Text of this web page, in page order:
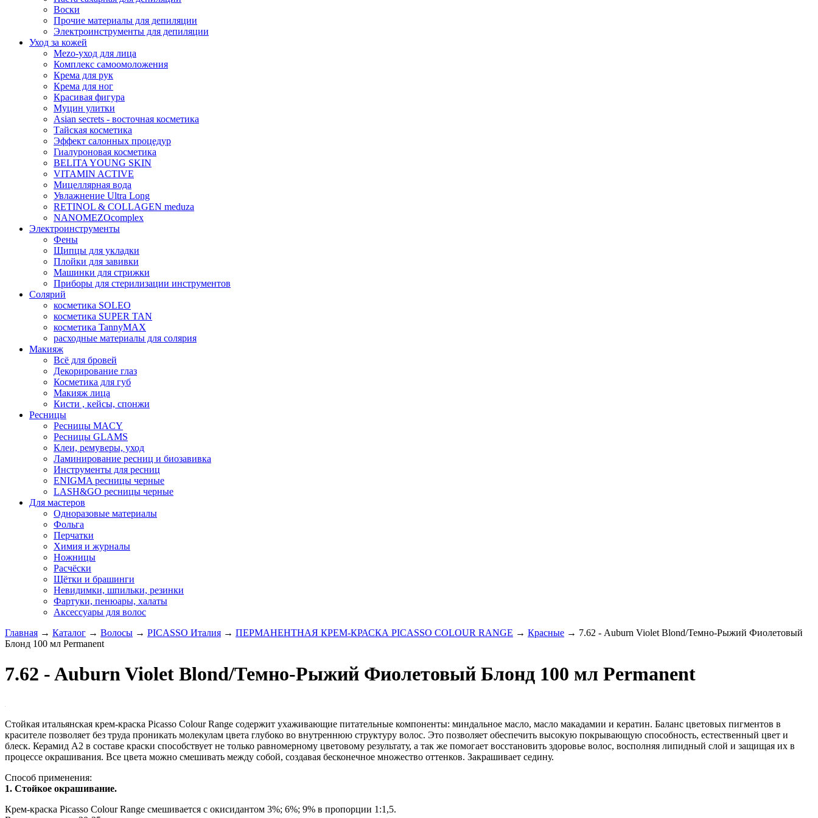
Воски
Прочие материалы для депиляции
Электроинструменты для депиляции
Уход за кожей
Mezo-уход для лица
Комплекс самоомоложения
Крема для рук
Крема для ног
Красивая фигура
Муцин улитки
Asian seсrets - восточная косметика
Тайская косметика
Эффект салонных процедур
Гиалуроновая косметика
BELITA YOUNG SKIN
VITAMIN ACTIVE
Мицеллярная вода
Увлажнение Ultra Long
RETINOL & COLLAGEN meduza
NANOMEZOcomplex
Электроинструменты
Фены
Щипцы для укладки
Плойки для завивки
Машинки для стрижки
Приборы для стерилизации инструментов
Солярий
косметика SOLEO
косметика SUPER TAN
косметика TannyMAX
расходные материалы для солярия
Макияж
Всё для бровей
Декорирование глаз
Косметика для губ
Макияж лица
Кисти , кейсы, спонжи
Ресницы
Ресницы MACY
Ресницы GLAMS
Клеи, ремуверы, уход
Ламинирование ресниц и биозавивка
Инструменты для ресниц
ENIGMA ресницы черные
LASH&GO ресницы черные
Для мастеров
Одноразовые материалы
Фольга
Перчатки
Химия и журналы
Ножницы
Расчёски
Щётки и брашинги
Невидимки, шпильки, резинки
Фартуки, пенюары, халаты
Аксессуары для волос
Главная → Каталог → Волосы → PICASSO Италия → ПЕРМАНЕНТНАЯ КРЕМ-КРАСКА PICASSO COLOUR RANGE → Красные → 7.62 - Auburn Violet Blond/Темно-Рыжий Фиолетовый
Блонд 100 мл Рermanent
7.62 - Auburn Violet Blond/Темно-Рыжий Фиолетовый Блонд 100 мл Рermanent
Стойкая итальянская крем-краска Picasso Colour Range содержит ухаживающие питательные компоненты: миндальное масло, масло макадамии и кератин. Баланс цветовых пигментов в
красителе позволяет без труда проникать молекулам цвета глубоко во внутреннюю структуру волос. Это позволяет обеспечить высокую покрывающую способность, естественный цвет и
блеск. Керамид А2 в составе краски способствует не только равномерному цветовому результату, а так же помогает восстановить здоровье волос, восполняя липидный слой и защищая их в
процессе окрашивания. Все цвета можно смешивать между собой, создавая бесконечное множество оттенков. Закрашивает седину.
Способ применения:
1. Стойкое окрашивание.
Крем-краска Picasso Colour Range смешивается с окисидантом 3%; 6%; 9% в пропорции 1:1,5.